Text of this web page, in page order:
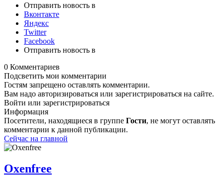
Отправить новость в
Вконтакте
Яндекс
Twitter
Facebook
Отправить новость в
0 Комментариев
Подсветить мои комментарии
Гостям запрещено оставлять комментарии.
Вам надо авторизироваться или зарегистрироваться на сайте.
Войти или зарегистрироваться
Информация
Посетители, находящиеся в группе Гости, не могут оставлять
комментарии к данной публикации.
Сейчас на главной
Oxenfree